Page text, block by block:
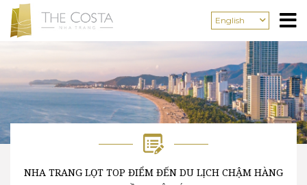
English
NHA TRANG LỌT TOP ĐIỂM ĐẾN DU LỊCH CHẬM HÀNG